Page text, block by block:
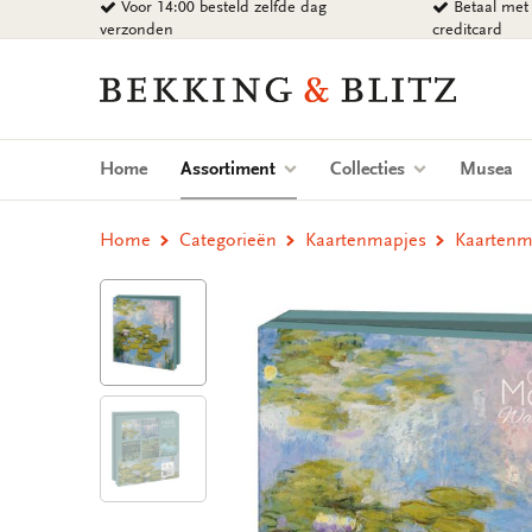
naar
Voor 14:00 besteld zelfde dag
verzonden
Betaal
creditcard
Bekking
Blitz
Uitgevers
Home Assortiment (current)Collecties Musea
Home Categorieën Kaartenmapjes